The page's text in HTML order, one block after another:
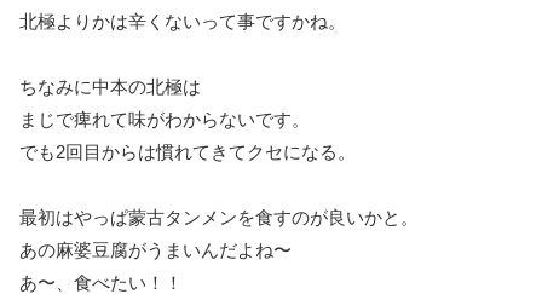
北極よりかは辛くないって事ですかね。
ちなみに中本の北極は
まじで痺れて味がわからないです。
でも2回目からは慣れてきてクセになる。
最初はやっぱ蒙古タンメンを食すのが良いかと。
あの麻婆豆腐がうまいんだよね〜
あ〜、食べたい！！